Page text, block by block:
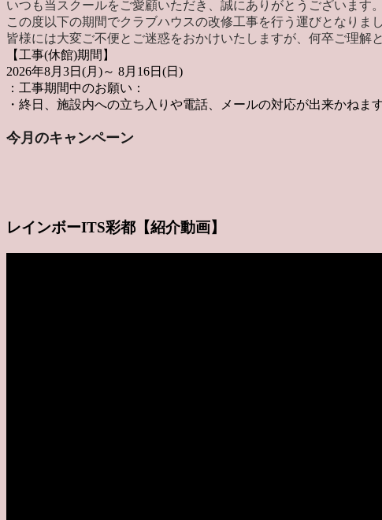
いつも当スクールをご愛顧いただき、誠にありがとうございます。
この度以下の期間でクラブハウスの改修工事を行う運びとなりまし
皆様には大変ご不便とご迷惑をおかけいたしますが、 何卒ご理解
【工事(休館)期間】
2026年8月3日(月)～ 8月16日(日)
：工事期間中のお願い：
・終日、施設内への立ち入りや電話、メールの対応が出来かねます
今月のキャンペーン
レインボーITS彩都【紹介動画】